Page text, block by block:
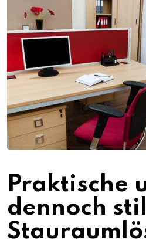
Praktische
dennoch